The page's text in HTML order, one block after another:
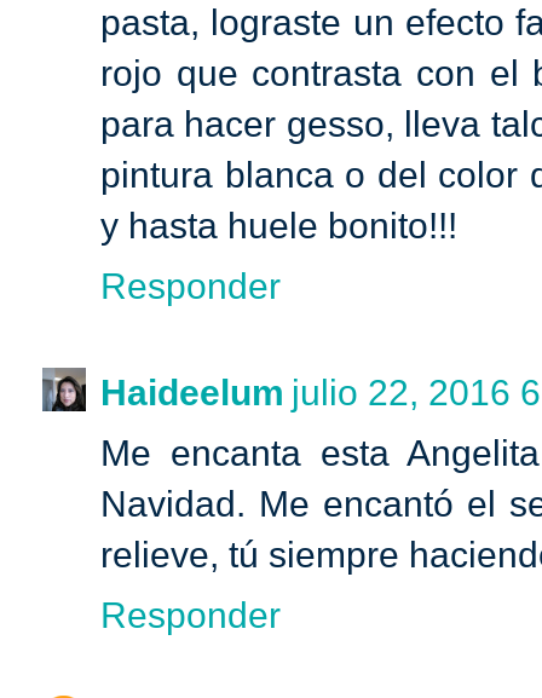
pasta, lograste un efecto
rojo que contrasta con el
para hacer gesso, lleva
pintura blanca o del color
y hasta huele bonito!!!
Responder
Haideelum julio 22, 2016
Me encanta esta
Navidad. Me encantó el
relieve, tú siempre
Responder